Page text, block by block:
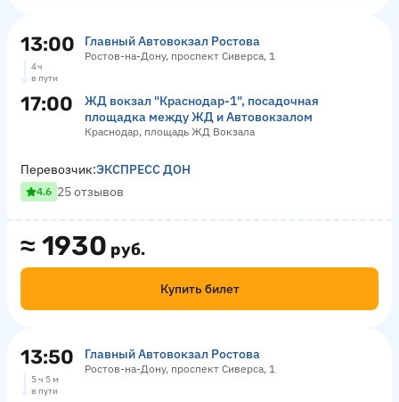
13:00 Главный Автовокзал Ростова
Ростов-на-Дону, проспект Сиверса, 1
4 ч
в пути
17:00
ЖД вокзал "Краснодар-1", посадочная
площадка между ЖД и Автовокзалом
Краснодар, площадь ЖД Вокзала
≈ 1930 руб.
Купить билет
Перевозчик:ЭКСПРЕСС ДОН
4.6 25 отзывов
13:50 Главный Автовокзал Ростова
Ростов-на-Дону, проспект Сиверса, 1
5 ч 5 м
в пути